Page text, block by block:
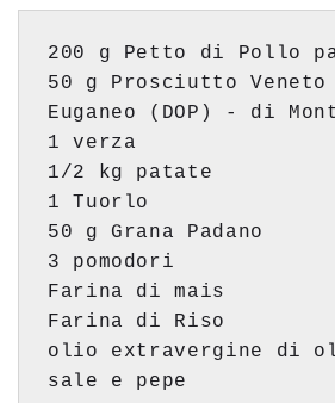
200 g Petto di Pollo
50 g Prosciutto Veneto
Euganeo (DOP) - di
1 verza
1/2 kg patate
1 Tuorlo
50 g Grana Padano
3 pomodori
Farina di mais
Farina di Riso
olio extravergine di
sale e pepe